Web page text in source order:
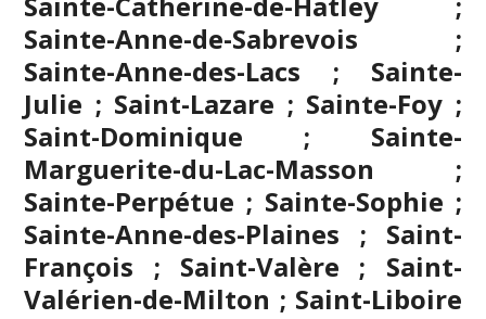
Sainte-Anne-de-Sabrevois ;
Sainte-Anne-des-Lacs ; Sainte-
Julie ; Saint-Lazare ; Sainte-Foy ;
Saint-Dominique ; Sainte-
Marguerite-du-Lac-Masson ;
Sainte-Perpétue ; Sainte-Sophie ;
Sainte-Anne-des-Plaines ; Saint-
François ; Saint-Valère ; Saint-
Valérien-de-Milton ; Saint-Liboire